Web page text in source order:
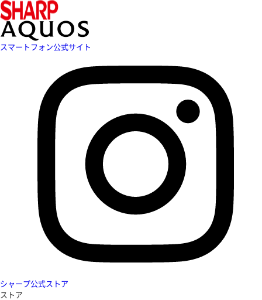
スマートフォン公式サイト
シャープ公式ストア
ストア